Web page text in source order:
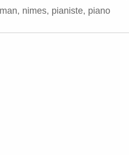
, nimes, pianiste, piano